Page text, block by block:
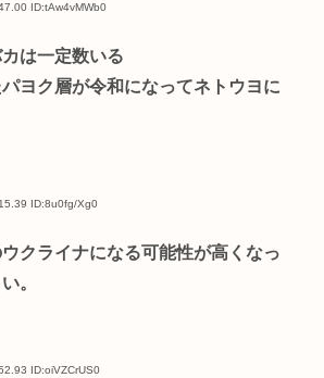
ID:tAw4vMWb0
は一定数いる
ヨク層が令和になってネトウヨに
ID:8u0fg/Xg0
クライナになる可能性が高くなっ
。
ID:oiVZCrUS0